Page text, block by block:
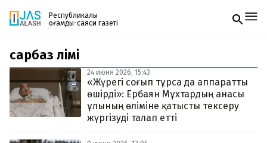
Республикалық
қоғамдық-саяси газеті
Жаңалықтар
Спорт
Live
Руханият
Аймақ
Архив
Газетке жазылу
PDF форматтағы газетті ай сайын электронды
поштаңызға алып отырыңыз. Жаңа нөмір
шыққан сәтте сізге бірден жіберіледі. Тек email
сарбаз өлімі
24 июня 2026, 15:43
«Жүрегі соғып тұрса да аппаратты
өшірді»: Ербаян Мұхтардың анасы
ұлының өліміне қатысты тексеру
жүргізуді талап етті